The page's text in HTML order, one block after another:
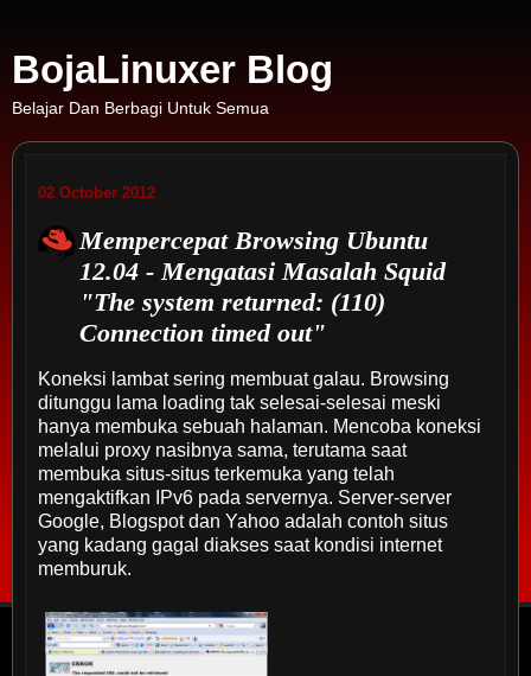
BojaLinuxer Blog
Belajar Dan Berbagi Untuk Semua
02 October 2012
Mempercepat Browsing Ubuntu
12.04 - Mengatasi Masalah Squid
"The system returned: (110)
Connection timed out"
Koneksi lambat sering membuat galau. Browsing
ditunggu lama loading tak selesai-selesai meski
hanya membuka sebuah halaman. Mencoba koneksi
melalui proxy nasibnya sama, terutama saat
membuka situs-situs terkemuka yang telah
mengaktifkan IPv6 pada servernya. Server-server
Google, Blogspot dan Yahoo adalah contoh situs
yang kadang gagal diakses saat kondisi internet
memburuk.